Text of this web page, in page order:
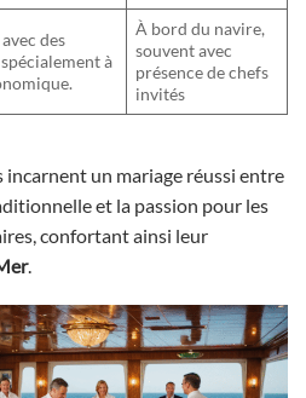
des
à
À bord du navire,
souvent avec
présence de chefs
invités
incarnent un mariage réussi entre
et la passion pour les
confortant ainsi leur
.